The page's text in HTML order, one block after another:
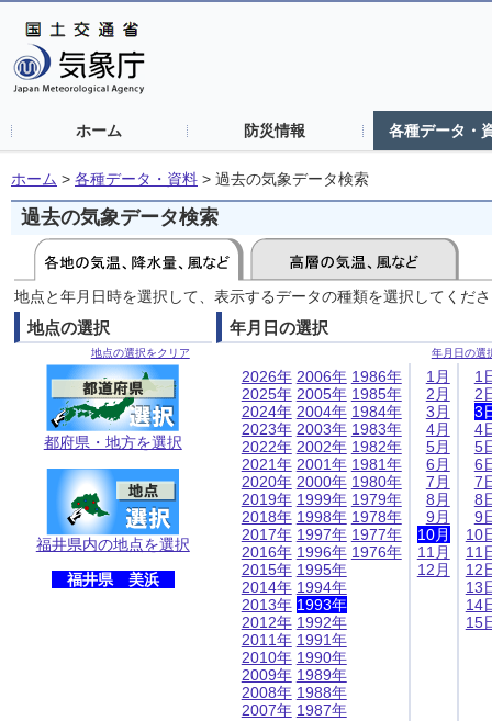
ホーム 防災情報 各種データ・
ホーム > 各種データ・資料 > 過去の気象データ検索
過去の気象データ検索
地点と年月日時を選択して、表示するデータの種類を選択してくだ
地点の選択
地点の選択をクリア
都府県・地方を選択
福井県内の地点を選択
福井県 美浜
年月日の選択
年月日の選
2026年
2025年
2024年
2023年
2022年
2021年
2020年
2019年
2018年
2017年
2016年
2015年
2014年
2013年
2012年
2011年
2010年
2009年
2008年
2007年
2006年
2005年
2004年
2003年
2002年
2001年
2000年
1999年
1998年
1997年
1996年
1995年
1994年
1993年
1992年
1991年
1990年
1989年
1988年
1987年
1986年
1985年
1984年
1983年
1982年
1981年
1980年
1979年
1978年
1977年
1976年
1月
2月
3月
4月
5月
6月
7月
8月
9月
10月
11月
12月
1
2
3
4
5
6
7
8
9
10
11
12
13
14
15